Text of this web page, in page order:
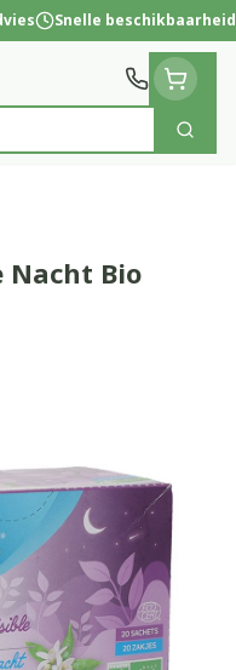
Snelle beschikbaarheid
Zoek
Nacht Bio